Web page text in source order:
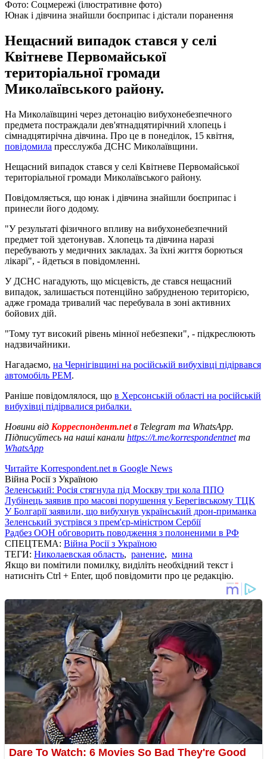
Фото: Соцмережі (ілюстративне фото)
Юнак і дівчина знайшли боєприпас і дістали поранення
Нещасний випадок стався у селі
Квітневе Первомайської
територіальної громади
Миколаївського району.
На Миколаївщині через детонацію вибухонебезпечного
предмета постраждали дев'ятнадцятирічний хлопець і
сімнадцятирічна дівчина. Про це в понеділок, 15 квітня,
повідомила пресслужба ДСНС Миколаївщини.
Нещасний випадок стався у селі Квітневе Первомайської
територіальної громади Миколаївського району.
Повідомляється, що юнак і дівчина знайшли боєприпас і
принесли його додому.
"У результаті фізичного впливу на вибухонебезпечний
предмет той здетонував. Хлопець та дівчина наразі
перебувають у медичних закладах. За їхні життя борються
лікарі", - йдеться в повідомленні.
У ДСНС нагадують, що місцевість, де стався нещасний
випадок, залишається потенційно забрудненою територією,
адже громада тривалий час перебувала в зоні активних
бойових дій.
"Тому тут високий рівень мінної небезпеки", - підкреслюють
надзвичайники.
Нагадаємо, на Чернігівщині на російській вибухівці підірвався
автомобіль РЕМ.
Раніше повідомлялося, що в Херсонській області на російській
вибухівці підірвалися рибалки.
Новини від Корреспондент.netв Telegram та WhatsApp.
Підписуйтесь на наші канали https://t.me/korrespondentnetта
WhatsApp
Читайте Korrespondent.net в Google News
Війна Росії з Україною
Зеленський: Росія стягнула під Москву три кола ППО
Лубінець заявив про масові порушення у Берегівському ТЦК
У Болгарії заявили, що вибухнув український дрон-приманка
Зеленський зустрівся з прем'єр-міністром Сербії
Радбез ООН обговорить поводження з полоненими в РФ
СПЕЦТЕМА: Війна Росії з Україною
ТЕГИ: Николаевская область, ранение, мина
Якщо ви помітили помилку, виділіть необхідний текст і
натисніть Ctrl + Enter, щоб повідомити про це редакцію.